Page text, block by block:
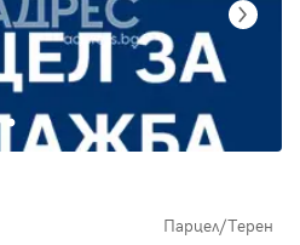
Парцел/Терен